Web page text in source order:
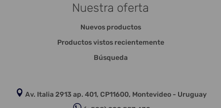
Nuestra oferta
Nuevos productos
Productos vistos recientemente
Búsqueda
Av. Italia 2913 ap. 401, CP11600, Montevideo - Uruguay